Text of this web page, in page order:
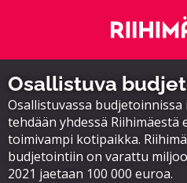
Osallistuva
Osallistuvassa
tehdään yhdessä Riihimäestä
toimivampi kotipaikka.
budjetointiin on varattu
2021 jaetaan 100 000 euroa.